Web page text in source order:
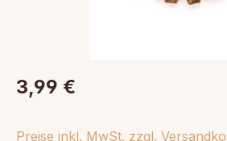
3,99 €
Preise inkl. MwSt. zzgl.